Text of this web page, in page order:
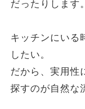
だったりします。
キッチンにいる
したい。
だから、実用性
探すのが自然な